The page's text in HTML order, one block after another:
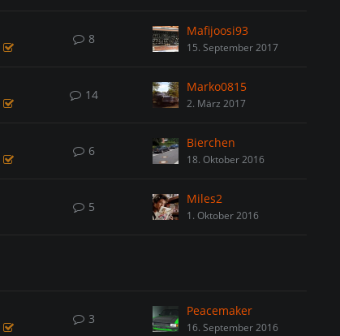
8
Mafijoosi93
15. September 2017
14
Marko0815
2. März 2017
6
Bierchen
18. Oktober 2016
5
Miles2
1. Oktober 2016
3
Peacemaker
16. September 2016